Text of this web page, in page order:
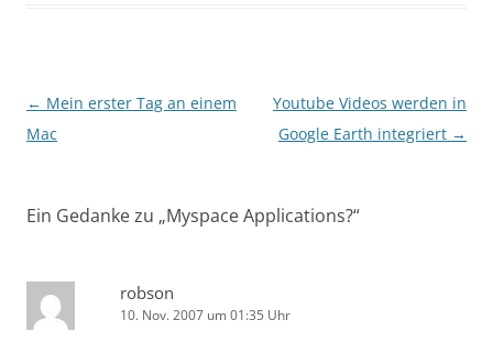
Beitragsnavigation
← Mein erster Tag an einem
Mac
Youtube Videos werden in
Google Earth integriert →
Ein Gedanke zu „Myspace Applications?“
robson
10. Nov. 2007 um 01:35 Uhr